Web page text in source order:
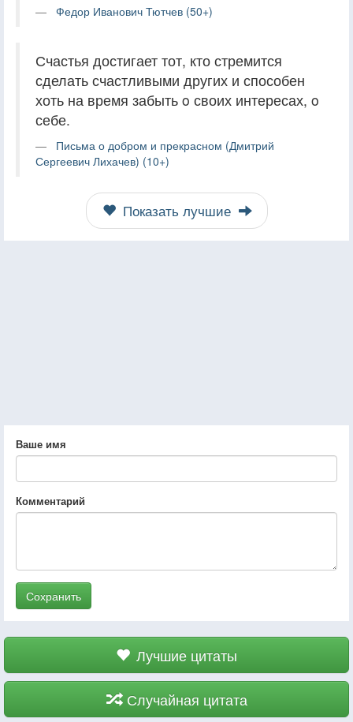
Федор Иванович Тютчев (50+)
Счастья достигает тот, кто стремится
сделать счастливыми других и способен
хоть на время забыть o своих интересах, o
себе.
Письма о добром и прекрасном (Дмитрий
Сергеевич Лихачев) (10+)
Показать лучшие
Ваше имя
Комментарий
Сохранить
Лучшие цитаты
Случайная цитата